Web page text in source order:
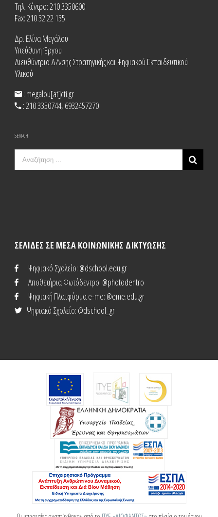
Τηλ. Κέντρο: 210 3350600
Fax: 210 32 22 135
Δρ. Ελίνα Μεγάλου
Υπεύθυνη Έργου
Διευθύντρια Δ/νσης Στρατηγικής και Ψηφιακού Εκπαιδευτικού
Υλικού
: megalou[at]cti.gr
: 210 3350744, 6932457270
SEARCH
Search
ΣΕΛΙΔΕΣ ΣΕ ΜΕΣΑ ΚΟΙΝΩΝΙΚΗΣ ΔΙΚΤΥΩΣΗΣ
Ψηφιακό Σχολείο: @dschool.edu.gr
Αποθετήρια Φωτόδεντρο: @photodentro
Ψηφιακή Πλατφόρμα e-me: @eme.edu.gr
Ψηφιακό Σχολείο: @dschool_gr